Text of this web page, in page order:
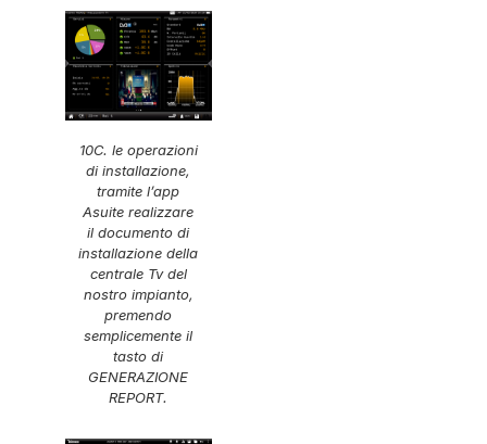
10C. le operazioni
di installazione,
tramite l’app
Asuite realizzare
il documento di
installazione della
centrale Tv del
nostro impianto,
premendo
semplicemente il
tasto di
GENERAZIONE
REPORT.